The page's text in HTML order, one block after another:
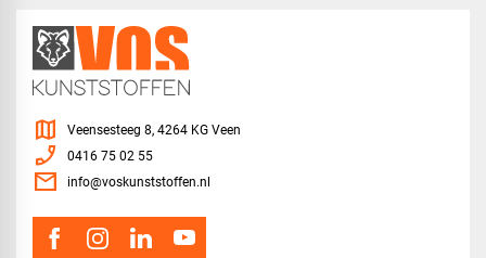
map Veensesteeg 8, 4264 KG Veen
phone_enabled 0416 75 02 55
mail info@voskunststoffen.nl